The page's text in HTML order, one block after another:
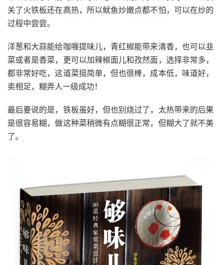
关了火铁板还在高热，所以鱿鱼炒嫩点都不怕，可以在炒的
过程中尝尝。
洋葱和大蒜能给咖喱提味儿，青红椒能带来清香，也可以韭
菜或者是香菜，更可以加辣椒面儿和孜然面，选择非常多，
都非常好吃，这道菜挺简单，但也很棒，成本低，味道好，
卖相足，糊弄人一级成功！
最后要说的是，铁板虽好，但也别烧过了，太热带来的后果
是很容易糊，做这种菜稍微有点糊很正常，但糊大了就不美
了。